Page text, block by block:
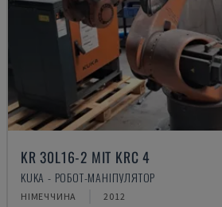
KR 30L16-2 MIT KRC 4
KUKA - РОБОТ-МАНІПУЛЯТОР
НІМЕЧЧИНА 2012